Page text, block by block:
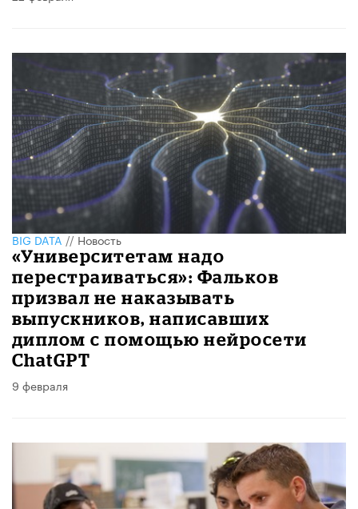
BIG DATA//Новость
«Университетам надо
перестраиваться»: Фальков
призвал не наказывать
выпускников, написавших
диплом с помощью нейросети
ChatGPT
9 февраля